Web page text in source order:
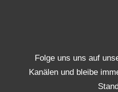
Folge uns uns auf
Kanälen und bleibe